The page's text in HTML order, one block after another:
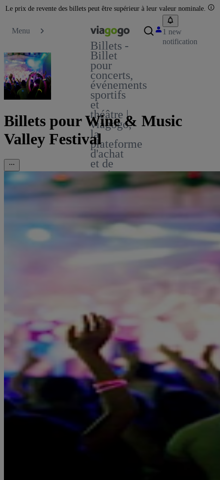
Le prix de revente des billets peut être supérieur à leur valeur nominale.
Menu
Billets -
Billet
pour
concerts,
événements
sportifs
et
théâtre |
viagogo,
la
plateforme
d'achat
et de
vente
billets
1 new
notification
Billets pour Wine & Music
Valley Festival